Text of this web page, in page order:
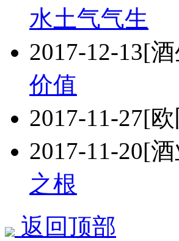
水土气气生
2017-12-13[
价值
2017-11-27[
2017-11-20[
之根
返回顶部